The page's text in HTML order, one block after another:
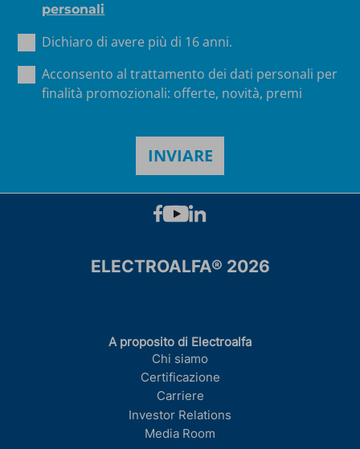
personali
Dichiaro di avere più di 16 anni.
Acconsento al trattamento dei dati personali per
finalità promozionali: offerte, novità, premi
ELECTROALFA® 2026
A proposito di Electroalfa
Chi siamo
Certificazione
Carriere
Investor Relations
Media Room